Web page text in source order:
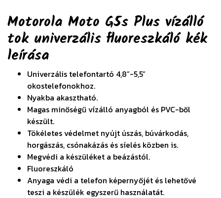
Motorola Moto G5s Plus vízálló
tok univerzális fluoreszkáló kék
leírása
Univerzális telefontartó 4,8”-5,5”
okostelefonokhoz.
Nyakba akasztható.
Magas minőségű vízálló anyagból és PVC-ből
készült.
Tökéletes védelmet nyújt úszás, búvárkodás,
horgászás, csónakázás és síelés közben is.
Megvédi a készüléket a beázástól.
Fluoreszkáló
Anyaga védi a telefon képernyőjét és lehetővé
teszi a készülék egyszerű használatát.